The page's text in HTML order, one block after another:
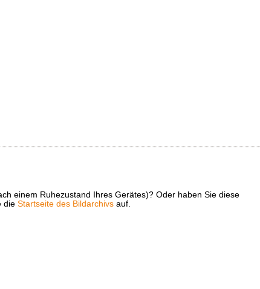
einem Ruhezustand Ihres Gerätes)? Oder haben Sie diese
die Startseite des Bildarchivs auf.